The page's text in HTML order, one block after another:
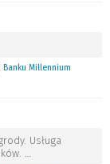
Banku Millennium
Usługa
…